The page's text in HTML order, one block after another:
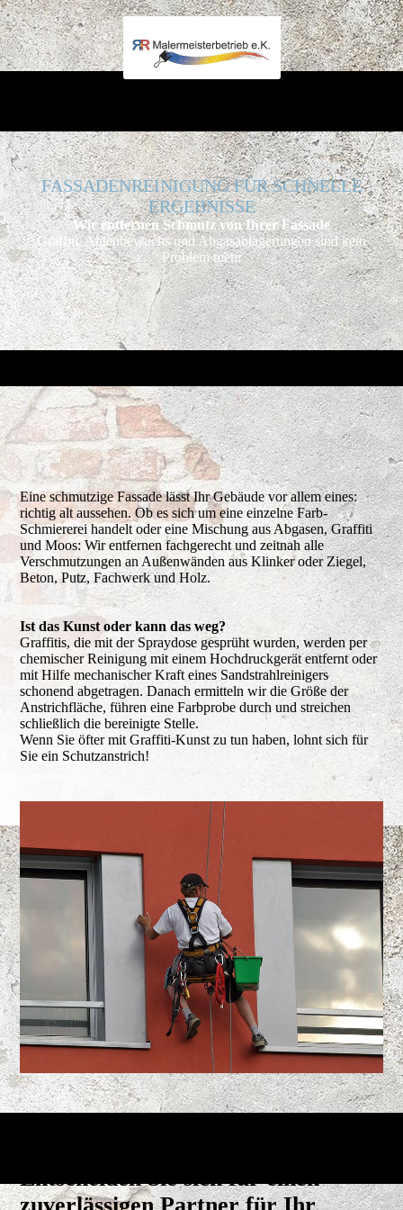
FASSADENREINIGUNG FÜR SCHNELLE
ERGEBNISSE
Wir entfernen Schmutz von Ihrer Fassade
Graffiti, Algenbewuchs und Abgas­ablager­ungen sind kein
Problem mehr
Eine schmutzige Fassade lässt Ihr Gebäude vor allem eines:
richtig alt aussehen. Ob es sich um eine einzelne Farb-
Schmiererei handelt oder eine Mischung aus Abgasen, Graffiti
und Moos: Wir entfernen fachgerecht und zeitnah alle
Verschmutzungen an Außenwänden aus Klinker oder Ziegel,
Beton, Putz, Fachwerk und Holz.
Ist das Kunst oder kann das weg?
Graffitis, die mit der Spraydose gesprüht wurden, werden per
chemischer Reinigung mit einem Hochdruckgerät entfernt oder
mit Hilfe mechanischer Kraft eines Sandstrahlreinigers
schonend abgetragen. Danach ermitteln wir die Größe der
Anstrichfläche, führen eine Farbprobe durch und streichen
schließlich die bereinigte Stelle.
Wenn Sie öfter mit Graffiti-Kunst zu tun haben, lohnt sich für
Sie ein Schutzanstrich!
Entscheiden Sie sich für einen